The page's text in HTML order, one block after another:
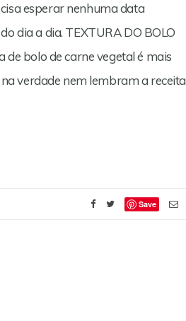
esperar nenhuma data
dia a dia. TEXTURA DO BOLO
de bolo de carne vegetal é mais
verdade nem lembram a receita
Save